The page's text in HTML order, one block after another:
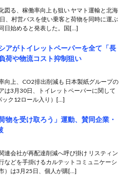
図る、稼働率向上も狙い ヤマト運輸と北海
、村営バスを使い乗客と荷物を同時に運ぶ
日始めると発表した。国[…]
アがトイレットペーパーを全て「長
荷や物流コスト抑制狙い
向上、CO2排出削減も 日本製紙グループの
は3月30日、トイレットペーパーに関して
ック12ロール入り）[…]
物を受け取ろう」運動、賛同企業・
連会社が再配達削減へ呼び掛け リスティン
などを手掛けるカルテットコミュニケーシ
）は3月25日、個人が購[…]